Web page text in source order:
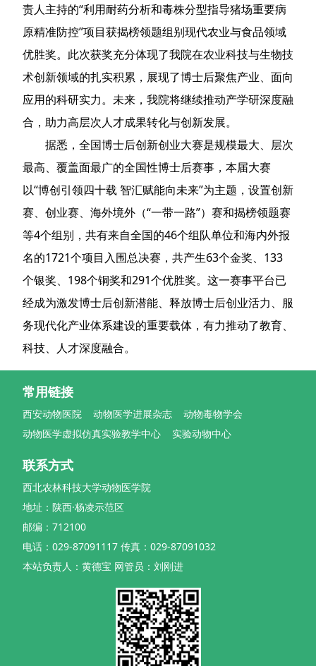
责人主持的“利用耐药分析和毒株分型指导猪场重要病
原精准防控”项目获揭榜领题组别现代农业与食品领域
优胜奖。此次获奖充分体现了我院在农业科技与生物技
术创新领域的扎实积累，展现了博士后聚焦产业、面向
应用的科研实力。未来，我院将继续推动产学研深度融
合，助力高层次人才成果转化与创新发展。
据悉，全国博士后创新创业大赛是规模最大、层次
最高、覆盖面最广的全国性博士后赛事，本届大赛
以“博创引领四十载 智汇赋能向未来”为主题，设置创新
赛、创业赛、海外境外（“一带一路”）赛和揭榜领题赛
等4个组别，共有来自全国的46个组队单位和海内外报
名的1721个项目入围总决赛，共产生63个金奖、133
个银奖、198个铜奖和291个优胜奖。这一赛事平台已
经成为激发博士后创新潜能、释放博士后创业活力、服
务现代化产业体系建设的重要载体，有力推动了教育、
科技、人才深度融合。
常用链接
西安动物医院 动物医学进展杂志
动物毒物学会
动物医学虚拟仿真实验教学中心
实验动物中心
联系方式
西北农林科技大学动物医学院
地址：陕西·杨凌示范区
邮编：712100
电话：029-87091117 传真：029-87091032
本站负责人：黄德宝 网管员：刘刚进